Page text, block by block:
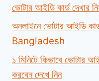
ভোটার আইডি কার্ড
অনলাইনে ভোটার আইডি
Bangladesh
১ মিনিটে কিভাবে ভোটার
করবেন দেখে নিন